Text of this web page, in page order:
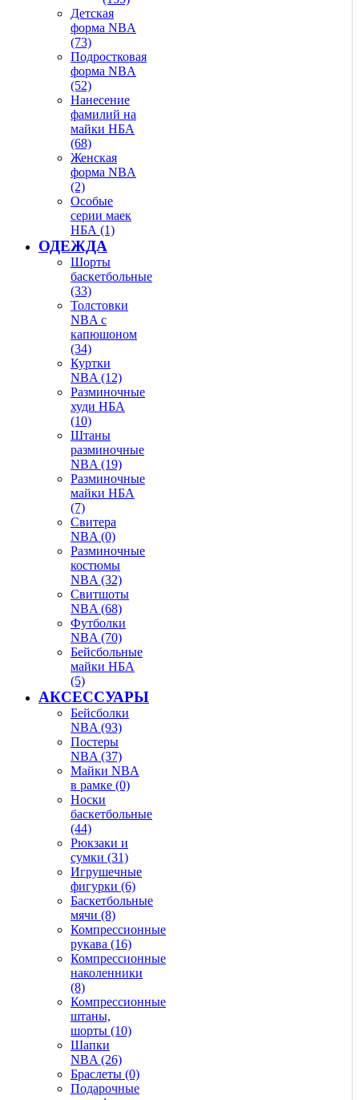
Детская
форма NBA
(73)
Подростковая
форма NBA
(52)
Нанесение
фамилий на
майки НБА
(68)
Женская
форма NBA
(2)
Особые
серии маек
НБА (1)
ОДЕЖДА
Шорты
баскетбольные
(33)
Толстовки
NBA с
капюшоном
(34)
Куртки
NBA (12)
Разминочные
худи НБА
(10)
Штаны
разминочные
NBA (19)
Разминочные
майки НБА
(7)
Свитера
NBA (0)
Разминочные
костюмы
NBA (32)
Свитшоты
NBA (68)
Футболки
NBA (70)
Бейсбольные
майки НБА
(5)
АКСЕССУАРЫ
Бейсболки
NBA (93)
Постеры
NBA (37)
Майки NBA
в рамке (0)
Носки
баскетбольные
(44)
Рюкзаки и
сумки (31)
Игрушечные
фигурки (6)
Баскетбольные
мячи (8)
Компрессионные
рукава (16)
Компрессионные
наколенники
(8)
Компрессионные
штаны,
шорты (10)
Шапки
NBA (26)
Браслеты (0)
Подарочные